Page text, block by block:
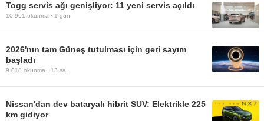
Togg servis ağı genişliyor: 11 yeni servis açıldı
10.901 okunma · 1 gün
2026'nın tam Güneş tutulması için geri sayım
başladı
9.018 okunma · 13 sa.
Nissan'dan dev bataryalı hibrit SUV: Elektrikle 225
km gidiyor